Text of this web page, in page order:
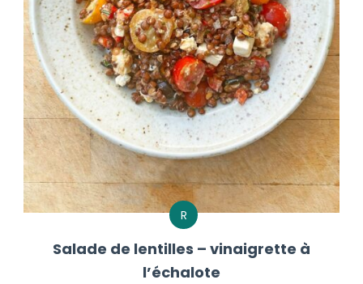
R
Salade de lentilles – vinaigrette à
l’échalote